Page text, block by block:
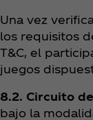
Una vez
los requisitos
T&C, el
juegos
8.2. Circuito
bajo la